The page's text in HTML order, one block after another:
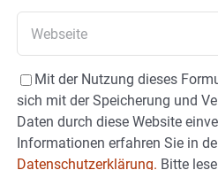
Mit der Nutzung dieses
sich mit der Speicherung und
Daten durch diese Website
Informationen erfahren Sie in
Datenschutzerklärung. Bitte